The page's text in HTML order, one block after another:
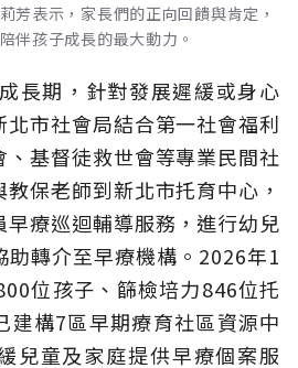
芳表示，家長們的正向回饋與肯定，
伴孩子成長的最大動力。
長期，針對發展遲緩或身心
市社會局結合第一社會福利
基督徒救世會等專業民間社
保老師到新北市托育中心，
療巡迴輔導服務，進行幼兒
助轉介至早療機構。2026年1
位孩子、篩檢培力846位托
建構7區早期療育社區資源中
兒童及家庭提供早療個案服